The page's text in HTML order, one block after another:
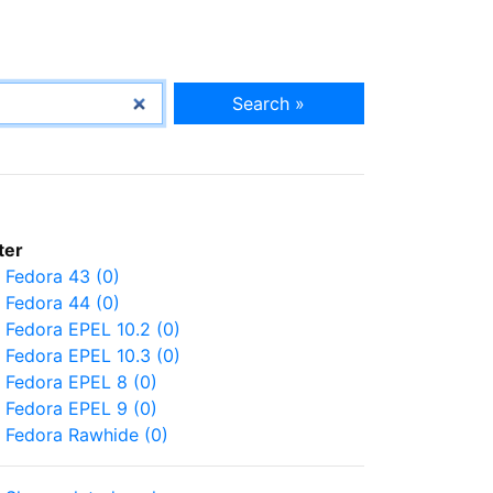
Search »
Fedora 43 (0)
Fedora 44 (0)
Fedora EPEL 10.2 (0)
Fedora EPEL 10.3 (0)
Fedora EPEL 8 (0)
Fedora EPEL 9 (0)
Fedora Rawhide (0)